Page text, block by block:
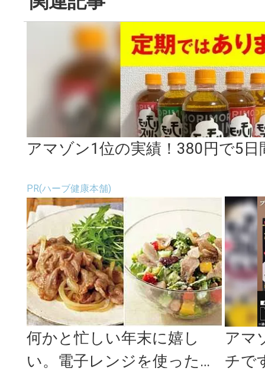
アマゾン1位の実績！380円で5日
PR(ハーブ健康本舗)
何かと忙しい年末に嬉し
い。電子レンジを使った時
アマ
チで